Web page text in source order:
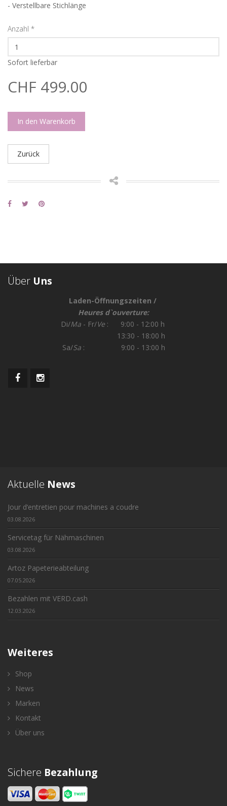
- Verstellbare Stichlänge
Anzahl *
Sofort lieferbar
CHF 499.00
In den Warenkorb
Zurück
Über Uns
Laden-Öffnungszeiten /
Heures d`ouverture:
Di/Ma- Fr/Ve : 9:00 - 12:00 h
13:30 - 18:00 h
Sa/Sa : 9:00 - 13:00 h
Aktuelle News
Jour d‘entretien pour machines a coudre
03.08.2026
Servicetag für Nähmaschinen
03.08.2026
Artoz Papeterieabteilung
07.05.2026
Bezahlen mit VERD.cash
12.03.2026
Weiteres
Shop
News
Marken
Kontakt
Über uns
Sichere Bezahlung